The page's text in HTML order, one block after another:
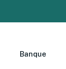
Banque